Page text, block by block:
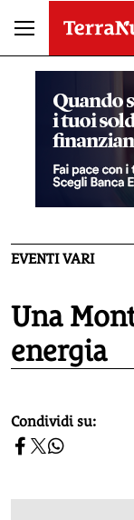
EVENTI VARI
Una
energia
homepage h2
Condividi su: